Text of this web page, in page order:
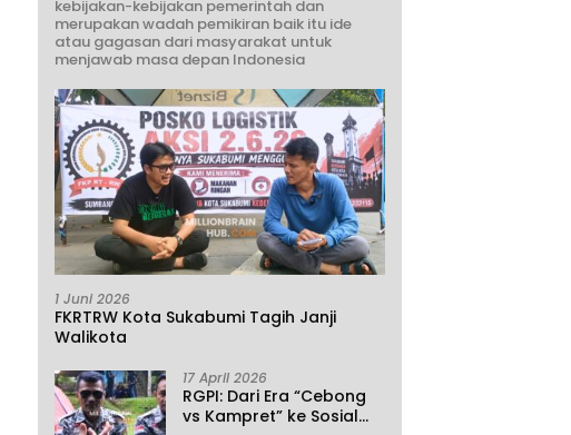
kebijakan-kebijakan pemerintah dan
merupakan wadah pemikiran baik itu ide
atau gagasan dari masyarakat untuk
menjawab masa depan Indonesia
1 Juni 2026
FKRTRW Kota Sukabumi Tagih Janji
Walikota
17 April 2026
RGPI: Dari Era “Cebong
vs Kampret” ke Sosial